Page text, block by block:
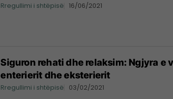
Rregullimi i shtëpisë 16/06/2021
Siguron rehati dhe relaksim: Ngjyra e
enterierit dhe eksterierit
Rregullimi i shtëpisë 03/02/2021